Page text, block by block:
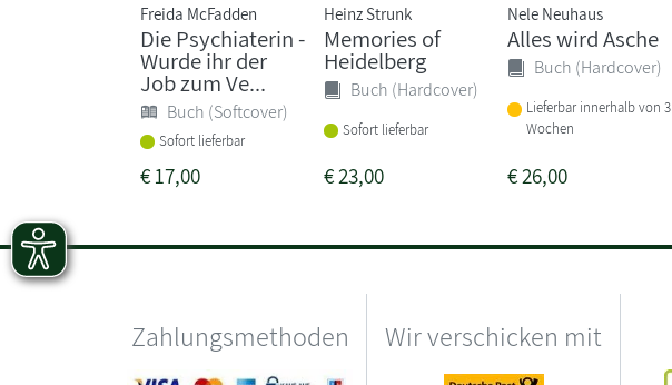
Freida McFadden
Die Psychiaterin -
Wurde ihr der
Job zum Ve...
Buch (Softcover)
Sofort lieferbar
€17,00
Heinz Strunk
Memories of
Heidelberg
Buch (Hardcover)
Sofort lieferbar
€23,00
Nele Neuhaus
Alles wird Asche
Buch (Hardcover)
Lieferbar innerhalb von 3
Wochen
€26,00
Zahlungsmethoden Wir verschicken mit